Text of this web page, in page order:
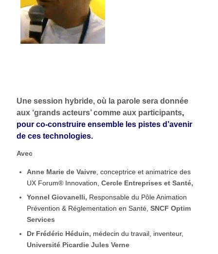
Une session hybride, où la parole sera donnée
aux ‘grands acteurs’ comme aux participants,
pour co-construire ensemble les pistes d’avenir
de ces technologies.
Avec
Anne Marie de Vaivre, conceptrice et animatrice des
UX Forum® Innovation, Cercle Entreprises et Santé,
Yonnel Giovanelli, Responsable du Pôle Animation
Prévention & Réglementation en Santé, SNCF Optim
Services
Dr Frédéric Héduin, médecin du travail, inventeur,
Université Picardie Jules Verne